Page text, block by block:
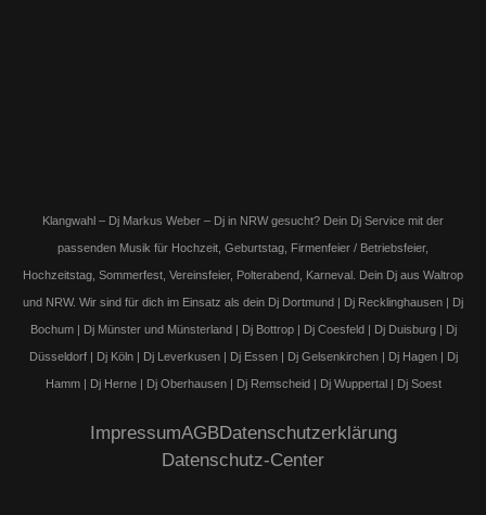
Klangwahl – Dj Markus Weber – Dj in NRW gesucht? Dein Dj Service mit der
passenden Musik für Hochzeit, Geburtstag, Firmenfeier / Betriebsfeier,
Hochzeitstag, Sommerfest, Vereinsfeier, Polterabend, Karneval. Dein Dj aus Waltrop
und NRW. Wir sind für dich im Einsatz als dein Dj Dortmund | Dj Recklinghausen | Dj
Bochum | Dj Münster und Münsterland | Dj Bottrop | Dj Coesfeld | Dj Duisburg | Dj
Düsseldorf | Dj Köln | Dj Leverkusen | Dj Essen | Dj Gelsenkirchen | Dj Hagen | Dj
Hamm | Dj Herne | Dj Oberhausen | Dj Remscheid | Dj Wuppertal | Dj Soest
ImpressumAGBDatenschutzerklärung
Datenschutz-Center